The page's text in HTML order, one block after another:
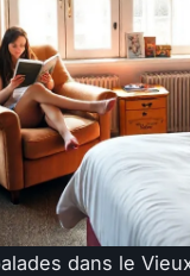
dans le